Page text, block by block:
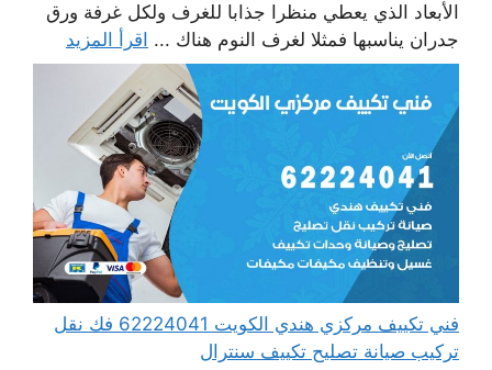
الأبعاد الذي يعطي منظرا جذابا للغرف ولكل غرفة ورق
جدران يناسبها فمثلا لغرف النوم هناك ... اقرأ المزيد
فني تكييف مركزي هندي الكويت 62224041 فك نقل
تركيب صيانة تصليح تكييف سنترال